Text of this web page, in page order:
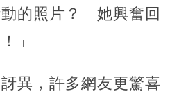
的照片？」她興奮回
」
異，許多網友更驚喜